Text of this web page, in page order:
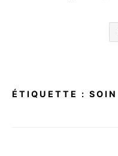
ÉTIQUETTE : SOIN